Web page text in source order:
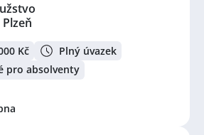
Kč
Plný úvazek
pro absolventy